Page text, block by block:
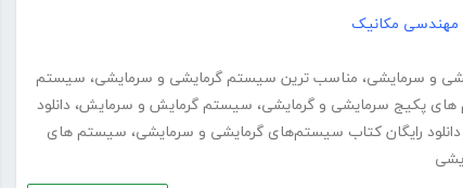
مکانیک
و سرمایشی، مناسب ترین سیستم گرمایشی و سرمایشی، سیستم
پکیج سرمایشی و گرمایشی، سیستم گرمایش و سرمایش، دانلود
دانلود رایگان کتاب سیستم‌های گرمایشی و سرمایشی، سیستم های